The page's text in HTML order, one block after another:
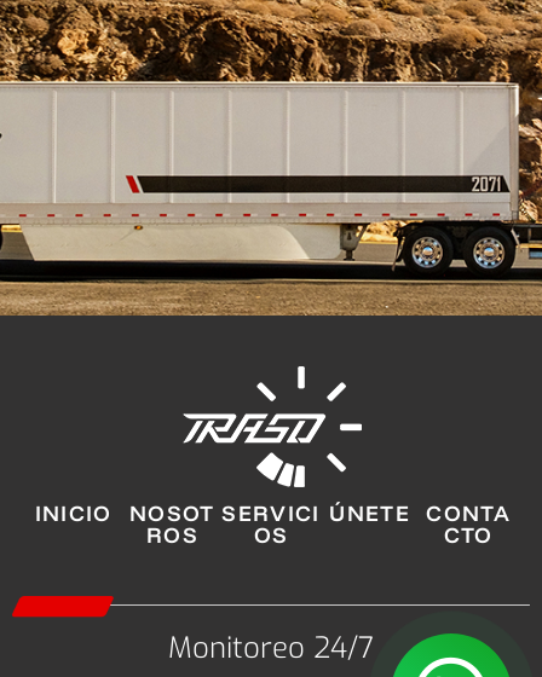
INICIO NOSOT
ROS
SERVICI
OS
ÚNETE CONTA
CTO
Monitoreo 24/7